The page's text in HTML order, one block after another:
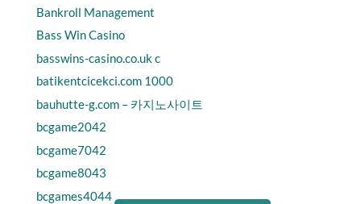
Bankroll Management
Bass Win Casino
basswins-casino.co.uk c
batikentcicekci.com 1000
bauhutte-g.com – 카지노사이트
bcgame2042
bcgame7042
bcgame8043
bcgames4044